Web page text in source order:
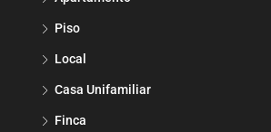
Piso
Local
Casa Unifamiliar
Finca